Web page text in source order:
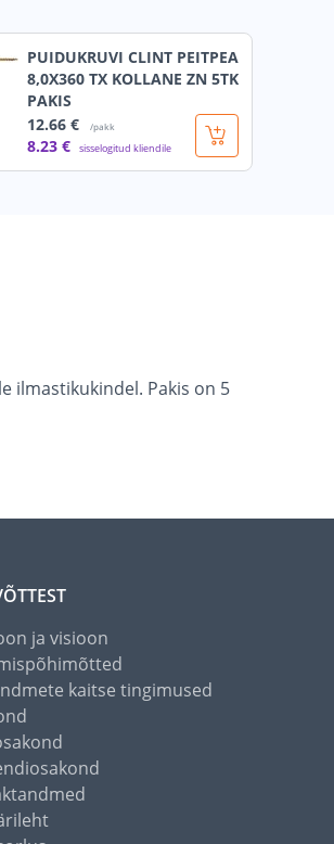
PUIDUKRUVI CLINT PEITPEA
8,0X360 TX KOLLANE ZN 5TK
PAKIS
12.66 € /pakk
8.23 € sisselogitud kliendile
ilmastikukindel. Pakis on 5
ja visioon
kaitse tingimused